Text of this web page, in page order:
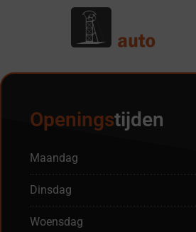
Openingstijden
Maandag
Dinsdag
Woensdag